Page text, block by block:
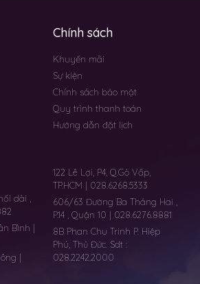
Chính sách
Khuyến mãi
Sự kiện
Chính sách bảo mật
Quy trình thanh toán
Hướng dẫn đặt lịch
dài ,
Bình |
|
122 Lê Lợi, P4, Q.Gò Vấp,
TP.HCM | 028.6268.5333
606/63 Đường Ba Tháng Hai ,
P.14 , Quận 10 | 028.6276.8881
8B Phan Chu Trinh P. Hiệp
Phú, Thủ Đức. Sdt :
028.2242.2000